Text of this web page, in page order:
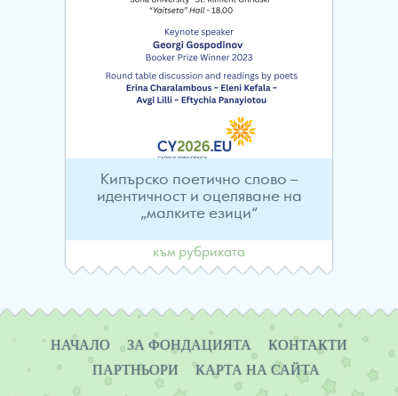
Кипърско поетично слово –
идентичност и оцеляване на
„малките езици“
към рубриката
Навигация
НАЧАЛО ЗА ФОНДАЦИЯТА
КОНТАКТИ
ПАРТНЬОРИ
КАРТА НА САЙТА